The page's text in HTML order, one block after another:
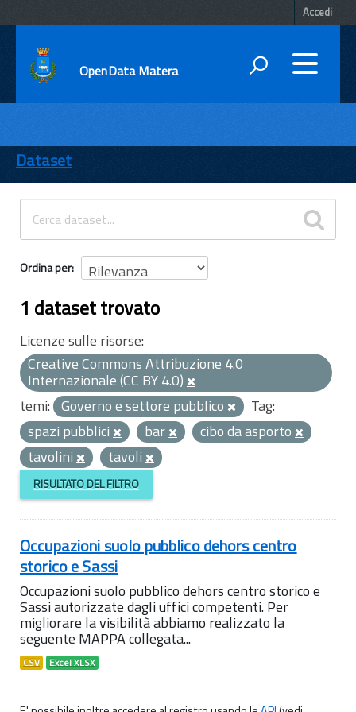
Accedi
OpenData Matera
ENTI
TEMI
INFORMAZIONI
Dataset
Ordina per
1 dataset trovato
Licenze sulle risorse:
Creative Commons Attribuzione 4.0
Internazionale (CC BY 4.0)
temi: Governo e settore pubblico
Tag:
spazi pubblici
bar
cibo da asporto
tavolini
tavoli
RISULTATO DEL FILTRO
Occupazioni suolo pubblico dehors centro
storico e Sassi
Occupazioni suolo pubblico dehors centro storico e
Sassi autorizzate dagli uffici competenti. Per
migliorare la visibilità abbiamo realizzato la
seguente MAPPA collegata...
CSV Excel XLSX